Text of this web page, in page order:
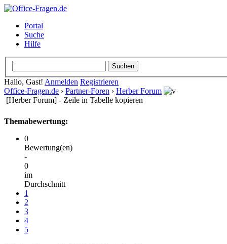
Portal
Suche
Hilfe
Hallo, Gast! Anmelden Registrieren
Office-Fragen.de › Partner-Foren › Herber Forum
[Herber Forum] - Zeile in Tabelle kopieren
Themabewertung:
0
Bewertung(en)
-
0
im
Durchschnitt
1
2
3
4
5